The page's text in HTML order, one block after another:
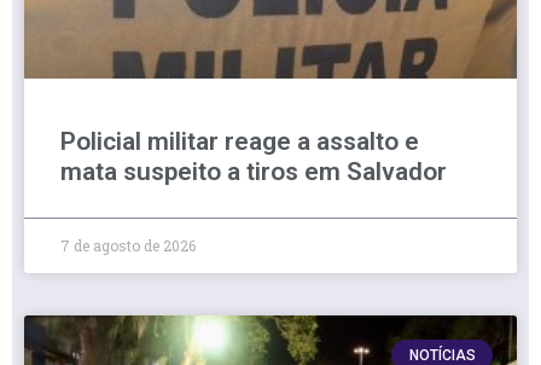
Policial militar reage a assalto e
mata suspeito a tiros em Salvador
7 de agosto de 2026
NOTÍCIAS